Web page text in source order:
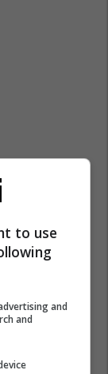
to use
and
and